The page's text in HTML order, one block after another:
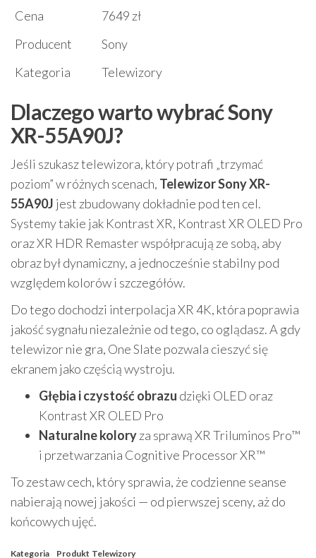
Cena
7649 zł
Producent
Sony
Kategoria
Telewizory
Dlaczego warto wybrać Sony
XR-55A90J?
Jeśli szukasz telewizora, który potrafi „trzymać
poziom” w różnych scenach, Telewizor Sony XR-
55A90J jest zbudowany dokładnie pod ten cel.
Systemy takie jak Kontrast XR, Kontrast XR OLED Pro
oraz XR HDR Remaster współpracują ze sobą, aby
obraz był dynamiczny, a jednocześnie stabilny pod
względem kolorów i szczegółów.
Do tego dochodzi interpolacja XR 4K, która poprawia
jakość sygnału niezależnie od tego, co oglądasz. A gdy
telewizor nie gra, One Slate pozwala cieszyć się
ekranem jako częścią wystroju.
Głębia i czystość obrazu dzięki OLED oraz
Kontrast XR OLED Pro
Naturalne koloryza sprawą XR Triluminos Pro™
i przetwarzania Cognitive Processor XR™
To zestaw cech, który sprawia, że codzienne seanse
nabierają nowej jakości — od pierwszej sceny, aż do
końcowych ujęć.
Kategoria Produkt Telewizory